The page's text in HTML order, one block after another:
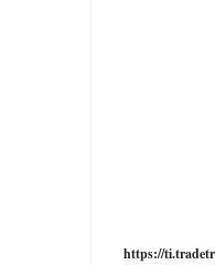
https://